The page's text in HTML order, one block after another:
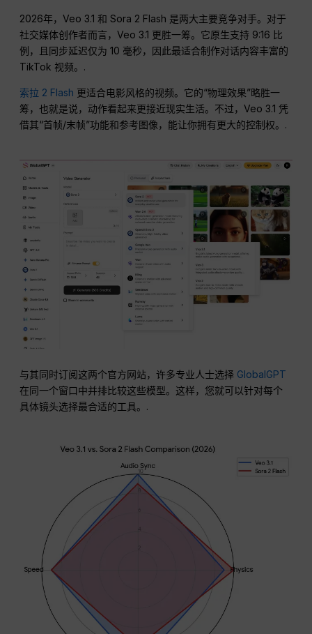
2026年，Veo 3.1 和 Sora 2 Flash 是两大主要竞争对手。对于
社交媒体创作者而言，Veo 3.1 更胜一筹。它原生支持 9:16 比
例，且同步延迟仅为 10 毫秒，因此最适合制作对话内容丰富的
TikTok 视频。.
索拉 2 Flash 更适合电影风格的视频。它的“物理效果”略胜一
筹，也就是说，动作看起来更接近现实生活。不过，Veo 3.1 凭
借其“首帧/末帧”功能和参考图像，能让你拥有更大的控制权。.
与其同时订阅这两个官方网站，许多专业人士选择 GlobalGPT
在同一个窗口中并排比较这些模型。这样，您就可以针对每个
具体镜头选择最合适的工具。.